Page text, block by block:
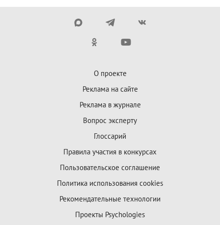
О проекте
Реклама на сайте
Реклама в журнале
Вопрос эксперту
Глоссарий
Правила участия в конкурсах
Пользовательское соглашение
Политика использования cookies
Рекомендательные технологии
Проекты Psychologies